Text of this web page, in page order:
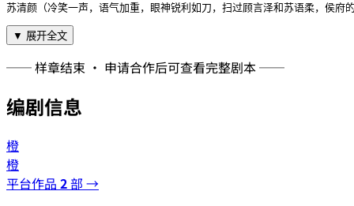
苏清颜（冷笑一声，语气加重，眼神锐利如刀，扫过顾言泽和苏语柔，侯
▼ 展开全文
── 样章结束 · 申请合作后可查看完整剧本 ──
编剧信息
橙
橙
平台作品 2部 →